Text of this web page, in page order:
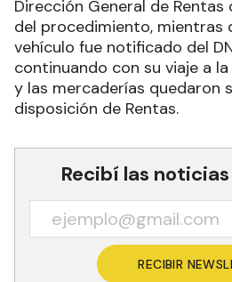
Dirección General de
del procedimiento, mientras
vehículo fue notificado del
continuando con su viaje a
y las mercaderías quedaron
disposición de Rentas.
Recibí las
RECIBIR